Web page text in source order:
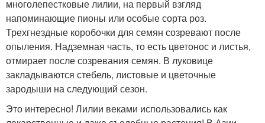
многолепестковые лилии, на первый взгляд
напоминающие пионы или особые сорта роз.
Трехгнездные коробочки для семян созревают после
опыления. Надземная часть, то есть цветонос и листья,
отмирает после созревания семян. В луковице
закладываются стебель, листовые и цветочные
зародыши на следующий сезон.
Это интересно! Лилии веками использовались как